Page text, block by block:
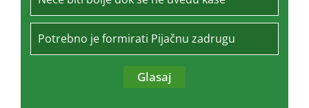
Potrebno je formirati Pijačnu zadrugu